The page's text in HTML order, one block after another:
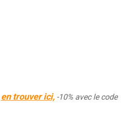
en trouver ici, -10% avec le code